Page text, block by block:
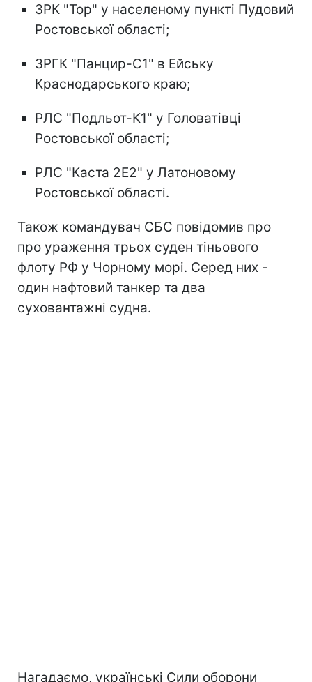
ЗРК "Тор" у населеному пункті Пудовий
Ростовської області;
ЗРГК "Панцир-С1" в Ейську
Краснодарського краю;
РЛС "Подльот-К1" у Головатівці
Ростовської області;
РЛС "Каста 2Е2" у Латоновому
Ростовської області.
Також командувач СБС повідомив про
про ураження трьох суден тіньового
флоту РФ у Чорному морі. Серед них -
один нафтовий танкер та два
суховантажні судна.
Нагадаємо, українські Сили оборони